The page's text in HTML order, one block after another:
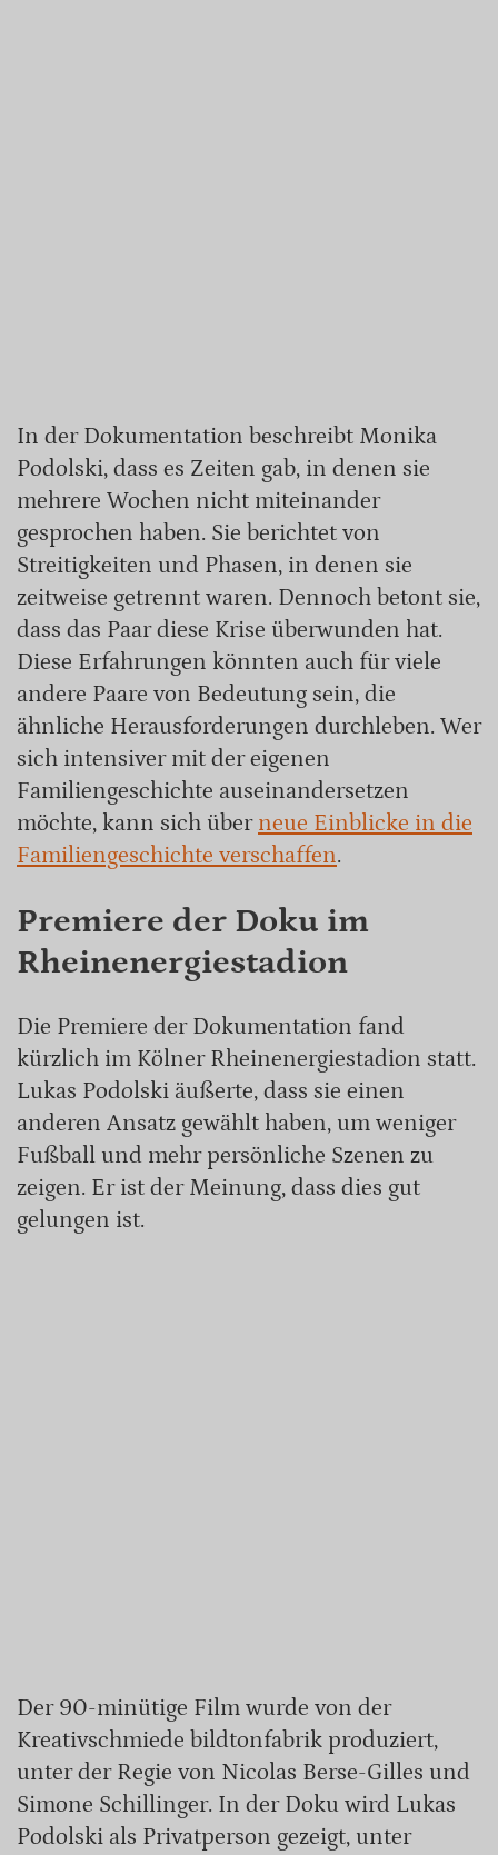
In der Dokumentation beschreibt Monika
Podolski, dass es Zeiten gab, in denen sie
mehrere Wochen nicht miteinander
gesprochen haben. Sie berichtet von
Streitigkeiten und Phasen, in denen sie
zeitweise getrennt waren. Dennoch betont sie,
dass das Paar diese Krise überwunden hat.
Diese Erfahrungen könnten auch für viele
andere Paare von Bedeutung sein, die
ähnliche Herausforderungen durchleben. Wer
sich intensiver mit der eigenen
Familiengeschichte auseinandersetzen
möchte, kann sich über neue Einblicke in die
Familiengeschichte verschaffen.
Premiere der Doku im
Rheinenergiestadion
Die Premiere der Dokumentation fand
kürzlich im Kölner Rheinenergiestadion statt.
Lukas Podolski äußerte, dass sie einen
anderen Ansatz gewählt haben, um weniger
Fußball und mehr persönliche Szenen zu
zeigen. Er ist der Meinung, dass dies gut
gelungen ist.
Der 90-minütige Film wurde von der
Kreativschmiede bildtonfabrik produziert,
unter der Regie von Nicolas Berse-Gilles und
Simone Schillinger. In der Doku wird Lukas
Podolski als Privatperson gezeigt, unter